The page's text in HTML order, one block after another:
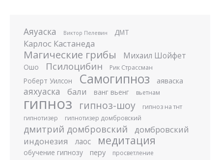
Аяуаска Виктор Пелевин ДМТ
Карлос Кастанеда
Магические грибы Михаил Шойфет
Ошо Псилоцибин Рик Страссман
Роберт Уилсон Самогипноз аяваска
аяхуаска бали ванг вьенг вьетнам
гипноз гипноз-шоу
гипноз на тнт
гипнотизер
гипнотизер домбровский
дмитрий домбровский
домбровский
индонезия
лаос медитация
обучение гипнозу перу просветление